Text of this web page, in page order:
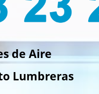
de Aire
Lumbreras